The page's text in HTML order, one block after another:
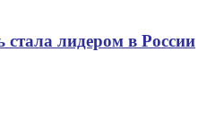
стала лидером в России